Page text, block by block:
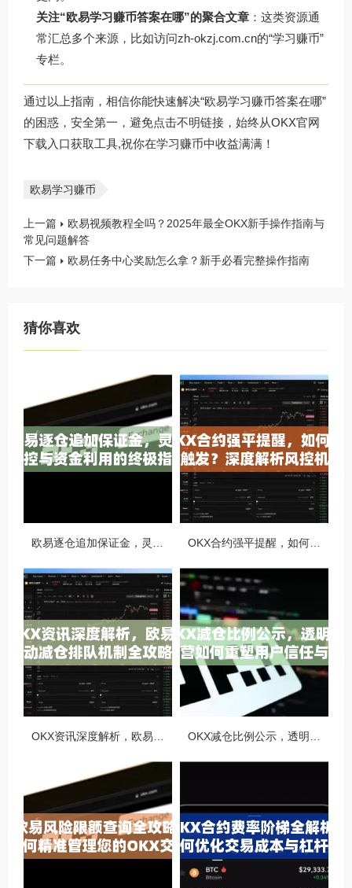
关注“欧易学习赚币答案在哪”的聚合文章 ：这类资源通
常汇总多个来源，比如访问zh-okzj.com.cn的“学习赚币”
专栏。
通过以上指南，相信你能快速解决“欧易学习赚币答案在哪”
的困惑，安全第一，避免点击不明链接，始终从OKX官网
下载 入口获取工具,祝你在学习赚币中收益满满！
欧易学习赚币
上一篇
欧易视频教程全吗？2025年最全OKX新手操作指南与
常见问题解答
下一篇
欧易任务中心奖励怎么拿？新手必看完整操作指南
猜你喜欢